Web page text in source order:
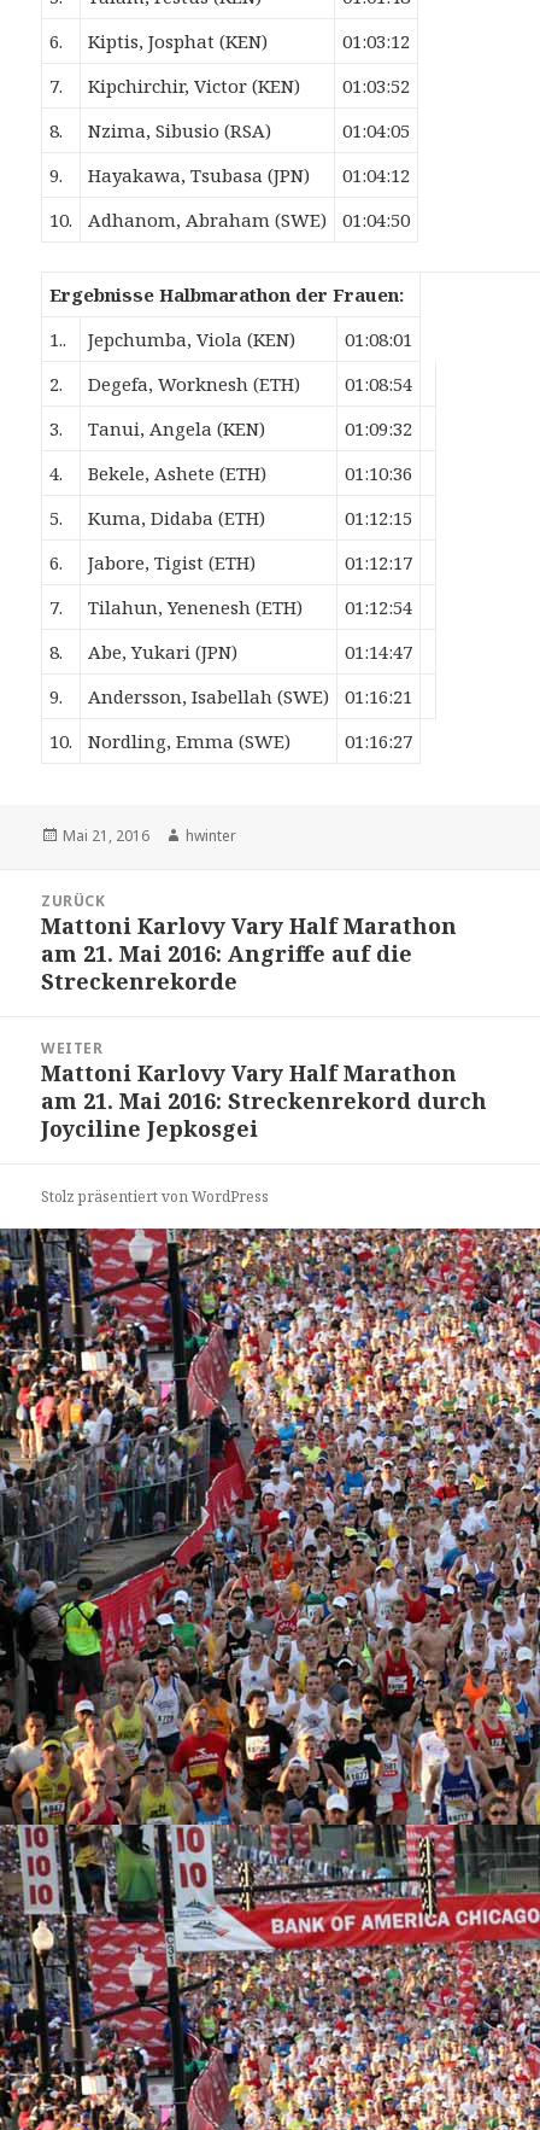
6.
Kiptis, Josphat (KEN)
01:03:12
7.
Kipchirchir, Victor (KEN)
01:03:52
8.
Nzima, Sibusio (RSA)
01:04:05
9.
Hayakawa, Tsubasa (JPN)
01:04:12
10.
Adhanom, Abraham (SWE) 01:04:50
Ergebnisse Halbmarathon der Frauen:
1..
Jepchumba, Viola (KEN)
01:08:01
2.
Degefa, Worknesh (ETH)
01:08:54
3.
Tanui, Angela (KEN)
01:09:32
4.
Bekele, Ashete (ETH)
01:10:36
5.
Kuma, Didaba (ETH)
01:12:15
6.
Jabore, Tigist (ETH)
01:12:17
7.
Tilahun, Yenenesh (ETH)
01:12:54
8.
Abe, Yukari (JPN)
01:14:47
9.
Andersson, Isabellah (SWE)
01:16:21
10.
Nordling, Emma (SWE) 01:16:27
Veröffentlicht
Mai 21, 2016 Autor
hwinter
Navigation
ZURÜCK
Vorheriger
Beitrag:
Mattoni Karlovy Vary Half Marathon
am 21. Mai 2016: Angriffe auf die
Streckenrekorde
WEITER
Nächster
Beitrag:
Mattoni Karlovy Vary Half Marathon
am 21. Mai 2016: Streckenrekord durch
Joyciline Jepkosgei
Stolz präsentiert von WordPress